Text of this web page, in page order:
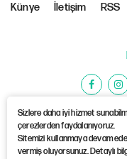
Sizlere daha iyi hizmet
çerezlerden faydalanıyoruz.
Sitemizi kullanmaya devam
vermiş oluyorsunuz. Detaylı
Künye İletişim RSS